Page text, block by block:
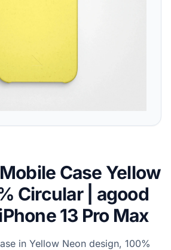
Case Yellow
Circular | agood
13 Pro Max
in Yellow Neon design, 100%